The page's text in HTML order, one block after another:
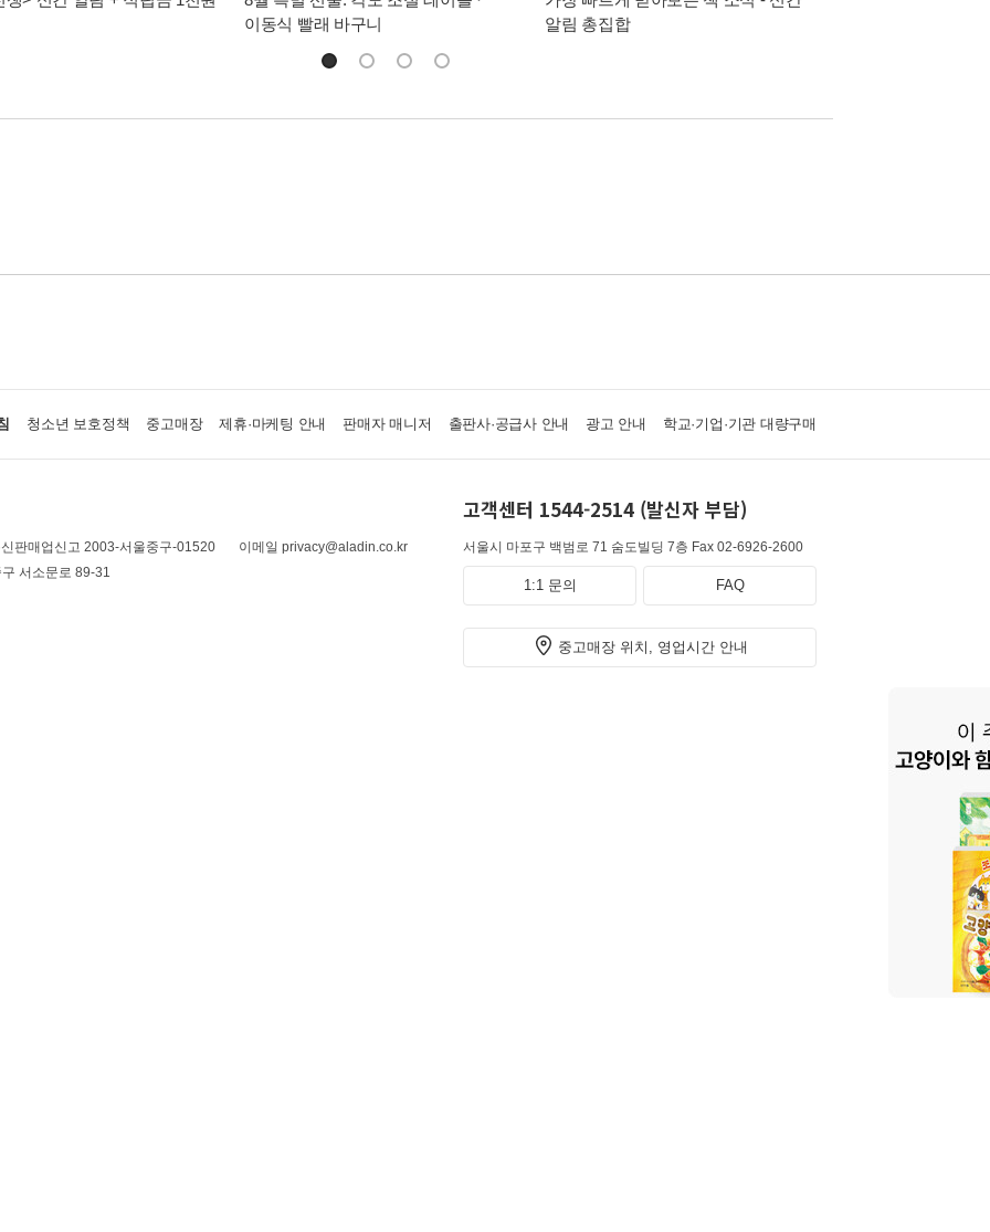
이동식 빨래 바구니
알림 총집합
청소년 보호정책 중고매장 제휴·마케팅 안내 판매자 매니저 출판사·공급사 안내 광고 안내 학교·기업·기관 대량구매
판매업신고 2003-서울중구-01520
이메일 privacy@aladin.co.kr
서소문로 89-31
고객센터 1544-2514 (발신자 부담)
서울시 마포구 백범로 71 숨도빌딩 7층 Fax 02-6926-2600
1:1 문의 FAQ
중고매장 위치, 영업시간 안내